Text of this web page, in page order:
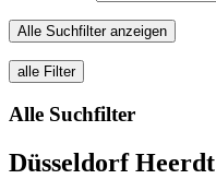
Alle Suchfilter anzeigen
alle Filter
Alle Suchfilter
Düsseldorf Heerdt